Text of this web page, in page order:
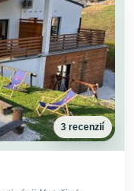
3 recenzií